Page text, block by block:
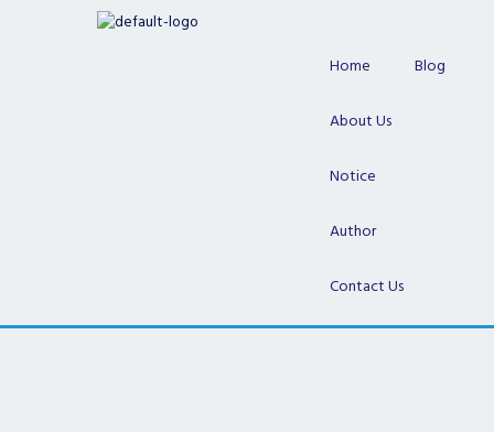
Home Blog
About Us
Notice
Author
Contact Us